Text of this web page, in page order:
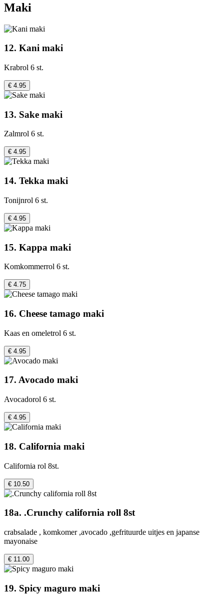
Maki
12. Kani maki
Krabrol 6 st.
€ 4.95
13. Sake maki
Zalmrol 6 st.
€ 4.95
14. Tekka maki
Tonijnrol 6 st.
€ 4.95
15. Kappa maki
Komkommerrol 6 st.
€ 4.75
16. Cheese tamago maki
Kaas en omeletrol 6 st.
€ 4.95
17. Avocado maki
Avocadorol 6 st.
€ 4.95
18. California maki
California rol 8st.
€ 10.50
18a. .Crunchy california roll 8st
crabsalade , komkomer ,avocado ,gefrituurde uitjes en japanse
mayonaise
€ 11.00
19. Spicy maguro maki